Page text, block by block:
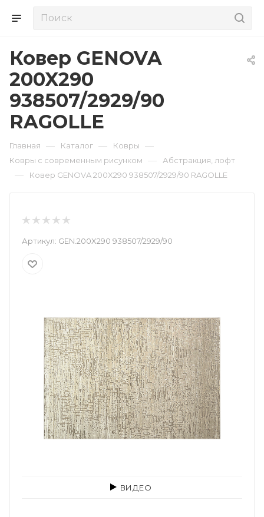
Ковер GENOVA
200X290
938507/2929/90
RAGOLLE
Главная — Каталог — Ковры —
Ковры с современным рисунком — Абстракция, лофт
— Ковер GENOVA 200X290 938507/2929/90 RAGOLLE
Артикул: GEN.200X290 938507/2929/90
ВИДЕО